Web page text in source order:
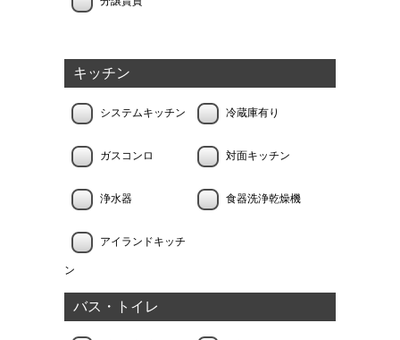
キッチン
システムキッチン 冷蔵庫有り
ガスコンロ 対面キッチン
浄水器 食器洗浄乾燥機
アイランドキッチ
ン
バス・トイレ